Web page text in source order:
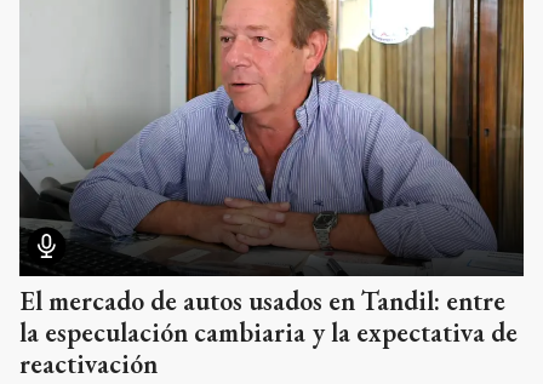
El mercado de autos usados en Tandil: entre
la especulación cambiaria y la expectativa de
reactivación